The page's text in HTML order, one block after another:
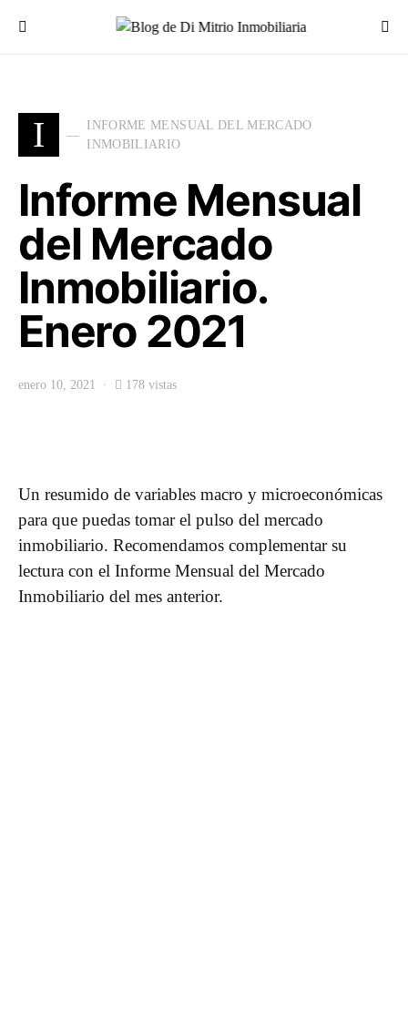
Buscar por:
I
INFORME MENSUAL DEL MERCADO
INMOBILIARIO
Informe Mensual
del Mercado
Inmobiliario.
Enero 2021
enero 10, 2021 178 vistas
Un resumido de variables macro y microeconómicas
para que puedas tomar el pulso del mercado
inmobiliario. Recomendamos complementar su
lectura con el Informe Mensual del Mercado
Inmobiliario del mes anterior.